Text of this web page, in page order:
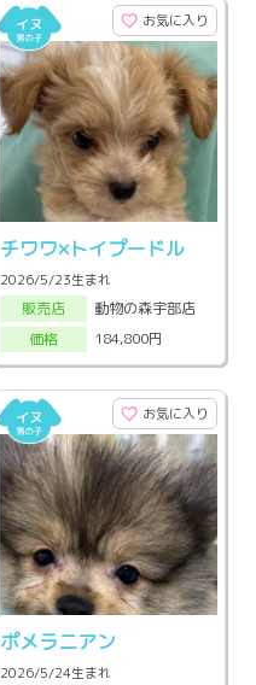
お気に入り
チワワ×トイプードル
2026/5/23生まれ
販売店
動物の森宇部店
価格
184,800円
お気に入り
ポメラニアン
2026/5/24生まれ